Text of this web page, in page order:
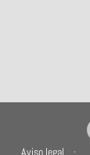
Aviso legal